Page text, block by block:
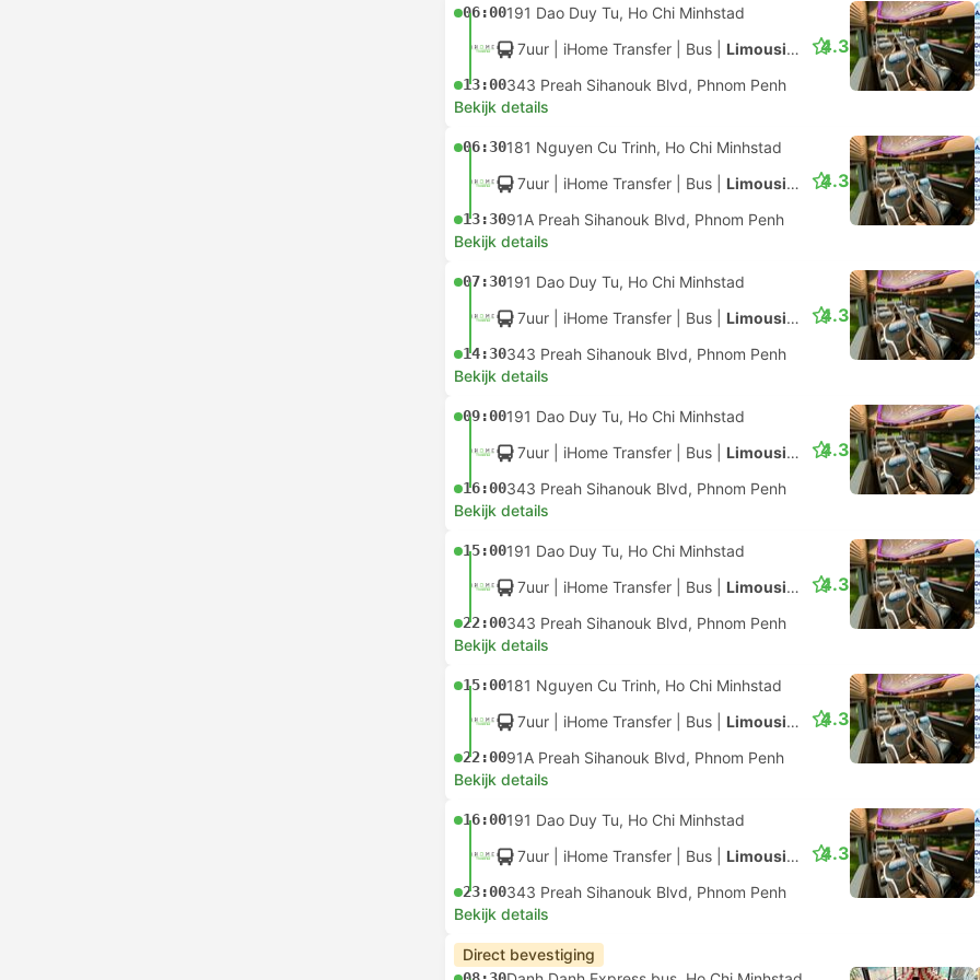
06:00191 Dao Duy Tu, Ho Chi Minhstad
7uur | iHome Transfer Bus Limousine
13:00343 Preah Sihanouk Blvd, Phnom Penh
4.3
Bekijk details
06:30181 Nguyen Cu Trinh, Ho Chi Minhstad
7uur | iHome Transfer Bus Limousine
13:3091A Preah Sihanouk Blvd, Phnom Penh
4.3
Bekijk details
07:30191 Dao Duy Tu, Ho Chi Minhstad
7uur | iHome Transfer Bus Limousine
14:30343 Preah Sihanouk Blvd, Phnom Penh
4.3
Bekijk details
09:00191 Dao Duy Tu, Ho Chi Minhstad
7uur | iHome Transfer Bus Limousine
16:00343 Preah Sihanouk Blvd, Phnom Penh
4.3
Bekijk details
15:00191 Dao Duy Tu, Ho Chi Minhstad
7uur | iHome Transfer Bus Limousine
22:00343 Preah Sihanouk Blvd, Phnom Penh
4.3
Bekijk details
15:00181 Nguyen Cu Trinh, Ho Chi Minhstad
7uur | iHome Transfer Bus Limousine
22:0091A Preah Sihanouk Blvd, Phnom Penh
4.3
Bekijk details
16:00191 Dao Duy Tu, Ho Chi Minhstad
7uur | iHome Transfer Bus Limousine
23:00343 Preah Sihanouk Blvd, Phnom Penh
4.3
Bekijk details
Direct bevestiging